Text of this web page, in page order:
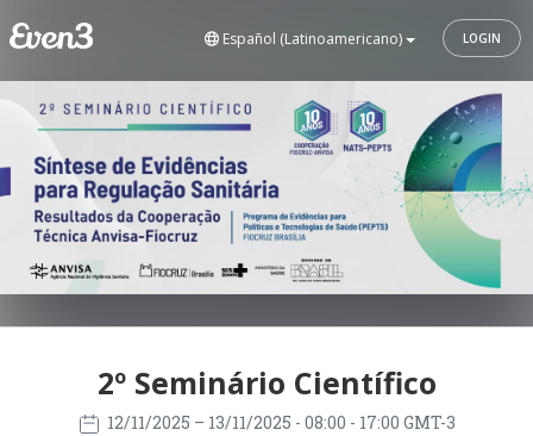
Español (Latinoamericano) LOGIN
2º Seminário Científico
12/11/2025 – 13/11/2025 - 08:00 - 17:00 GMT-3